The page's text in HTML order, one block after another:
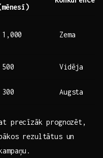
1,000 Zema
500 Vidēja
300 Augsta
precīzāk prognozēt,
​rezultātus un